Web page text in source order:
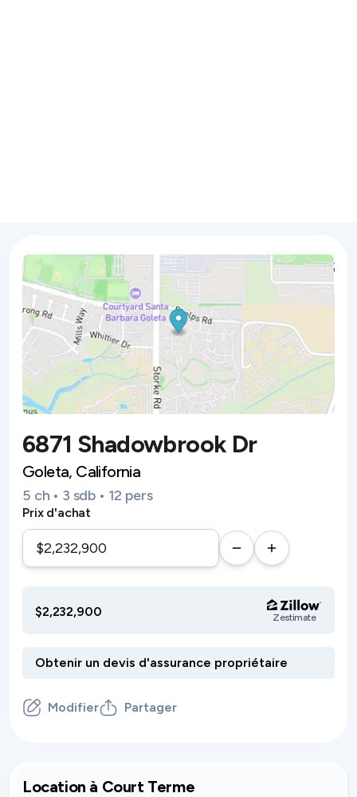
6871 Shadowbrook Dr
Goleta, California
5 ch • 3 sdb • 12 pers
Prix d'achat
$2,232,900 Zestimate
Modifier Partager
Location à Court Terme